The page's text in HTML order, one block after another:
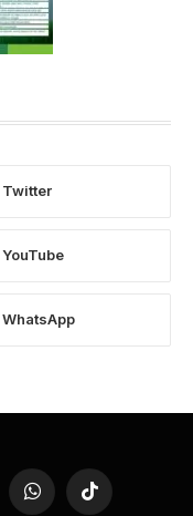
Twitter
YouTube
WhatsApp
WhatsAppTikTok